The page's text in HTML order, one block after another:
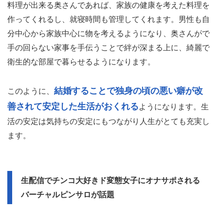
料理が出来る奥さんであれば、家族の健康を考えた料理を
作ってくれるし、就寝時間も管理してくれます。男性も自
分中心から家族中心に物を考えるようになり、奥さんがで
手の回らない家事を手伝うことで絆が深まる上に、綺麗で
衛生的な部屋で暮らせるようになります。
このように、 結婚することで独身の頃の悪い癖が改
善されて安定した生活がおくれるようになります。生
活の安定は気持ちの安定にもつながり人生がとても充実し
ます。
生配信でチンコ大好きド変態女子にオナサポされる
バーチャルピンサロが話題